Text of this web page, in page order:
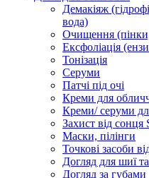
Демакіяж
вода)
Очищення
Ексфоліація
Тонізація
Серуми
Патчі під очі
Креми для
Креми/ серуми
Захист від сонця
Маски, пілінги
Точкові засоби
Догляд для шиї
Догляд за губами